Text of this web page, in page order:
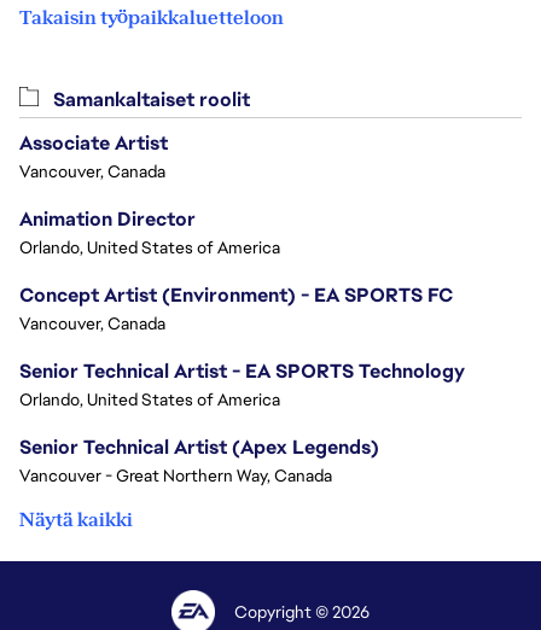
Takaisin työpaikkaluetteloon
Samankaltaiset roolit
Associate Artist
Vancouver, Canada
Animation Director
Orlando, United States of America
Concept Artist (Environment) - EA SPORTS FC
Vancouver, Canada
Senior Technical Artist - EA SPORTS Technology
Orlando, United States of America
Senior Technical Artist (Apex Legends)
Vancouver - Great Northern Way, Canada
Näytä kaikki
Copyright © 2026